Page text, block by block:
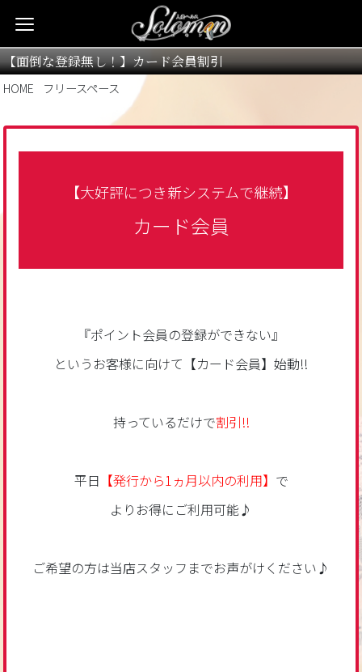
【面倒な登録無し！】カード会員割引
HOME フリースペース
【大好評につき新システムで継続】
カード会員
『ポイント会員の登録ができない』
というお客様に向けて【カード会員】始動!!
持っているだけで割引!!
平日 【発行から1ヵ月以内の利用】 で
よりお得にご利用可能♪
ご希望の方は当店スタッフまでお声がけください♪